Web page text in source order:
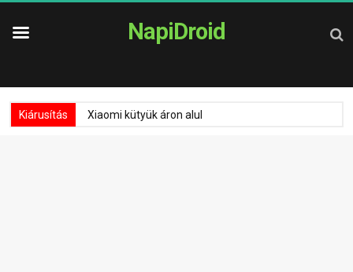
NapiDroid
Kiárusítás Xiaomi kütyük áron alul